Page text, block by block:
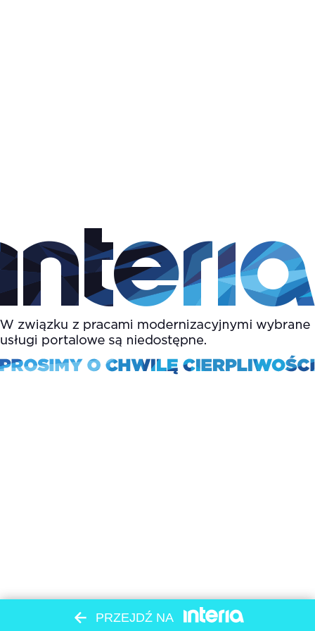
PRZEJDŹ NA